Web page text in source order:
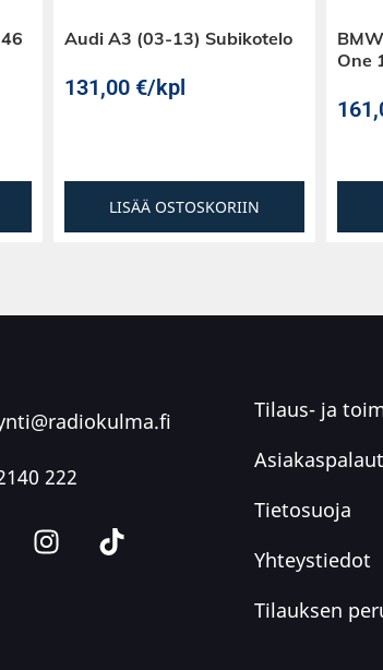
Audi A3 (03-13) Subikotelo
131,00 €/kpl
LISÄÄ OSTOSKORIIN
One
222
Tilaus- ja
Tietosuoja
Yhteystiedot
Tilauksen